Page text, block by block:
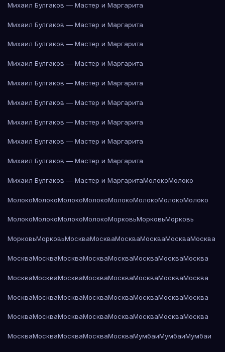
Михаил Булгаков — Мастер и Маргарита
Михаил Булгаков — Мастер и Маргарита
Михаил Булгаков — Мастер и Маргарита
Михаил Булгаков — Мастер и Маргарита
Михаил Булгаков — Мастер и Маргарита
Михаил Булгаков — Мастер и Маргарита
Михаил Булгаков — Мастер и Маргарита
Михаил Булгаков — Мастер и Маргарита
Михаил Булгаков — Мастер и Маргарита
Михаил Булгаков — Мастер и МаргаритаМолокоМолоко
МолокоМолокоМолокоМолокоМолокоМолокоМолокоМолоко
МолокоМолокоМолокоМолокоМорковьМорковьМорковь
МорковьМорковьМоскваМоскваМоскваМоскваМоскваМосква
МоскваМоскваМоскваМоскваМоскваМоскваМоскваМосква
МоскваМоскваМоскваМоскваМоскваМоскваМоскваМосква
МоскваМоскваМоскваМоскваМоскваМоскваМоскваМосква
МоскваМоскваМоскваМоскваМоскваМоскваМоскваМосква
МоскваМоскваМоскваМоскваМоскваМумбаиМумбаиМумбаи